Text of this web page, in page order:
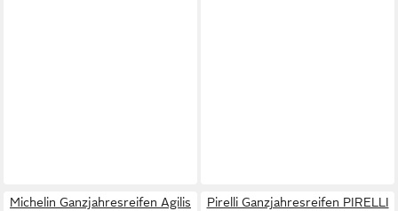
Michelin Ganzjahresreifen Agilis
Pirelli Ganzjahresreifen PIRELLI